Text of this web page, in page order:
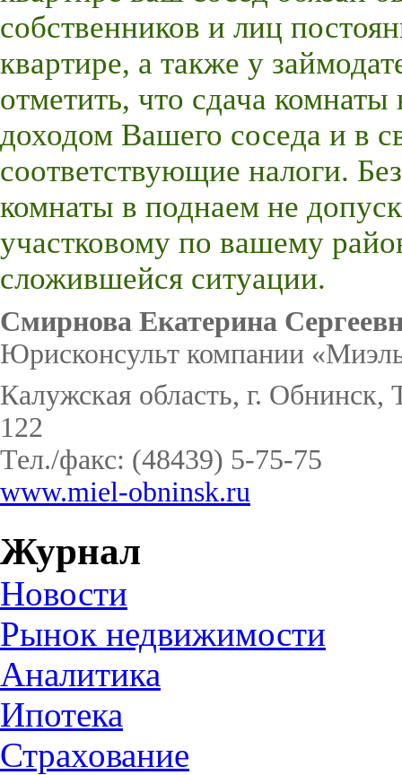
собственников и лиц
квартире, а также у
отметить, что сдача
доходом Вашего соседа и в
соответствующие налоги.
комнаты в поднаем не
участковому по вашему
сложившейся ситуации.
Смирнова Екатерина
Юрисконсульт компании
Калужская область, г. Обнинск,
122
Тел./факс: (48439) 5-75-75
www.miel-obninsk.ru
Журнал
Новости
Рынок недвижимости
Аналитика
Ипотека
Страхование